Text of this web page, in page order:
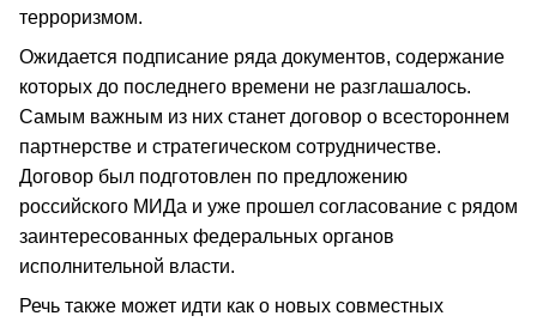
терроризмом.
Ожидается подписание ряда документов, содержание
которых до последнего времени не разглашалось.
Самым важным из них станет договор о всестороннем
партнерстве и стратегическом сотрудничестве.
Договор был подготовлен по предложению
российского МИДа и уже прошел согласование с рядом
заинтересованных федеральных органов
исполнительной власти.
Речь также может идти как о новых совместных